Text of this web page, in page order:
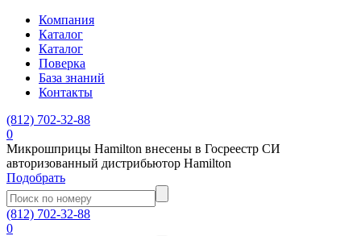
Компания
Каталог
Каталог
Поверка
База знаний
Контакты
(812) 702-32-88
0
Микрошприцы Hamilton внесены в Госреестр СИ
авторизованный дистрибьютор Hamilton
Подобрать
(812) 702-32-88
0